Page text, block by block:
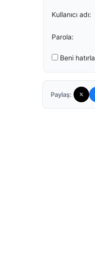
Kullanıcı adı:
Parola:
Beni hatırla
Paylaş: